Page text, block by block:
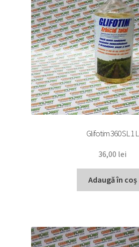
Glifotim 360 SL 1 L
36,00 lei
Adaugă în coș